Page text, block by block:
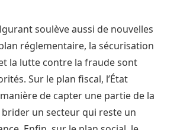
soulève aussi de nouvelles
réglementaire, la sécurisation
la lutte contre la fraude sont
Sur le plan fiscal, l’État
de capter une partie de la
un secteur qui reste un